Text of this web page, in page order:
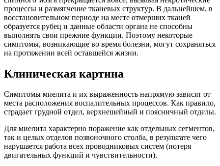
процессы и размягчение тканевых структур. В дальнейшем, в
восстановительном периоде на месте отмерших тканей
образуется рубец и данные области органа не способны
выполнять свои прежние функции. Поэтому некоторые
симптомы, возникающие во время болезни, могут сохраняться
на протяжении всей оставшейся жизни.
Клиническая картина
Симптомы миелита и их выраженность напрямую зависят от
места расположения воспалительных процессов. Как правило,
страдает грудной отдел, верхнешейный и поясничный отделы.
Для миелита характерно поражение как отдельных сегментов,
так и целых отделов позвоночного столба, в результате чего
нарушается работа всех проводниковых систем (потеря
двигательных функций и чувствительности).